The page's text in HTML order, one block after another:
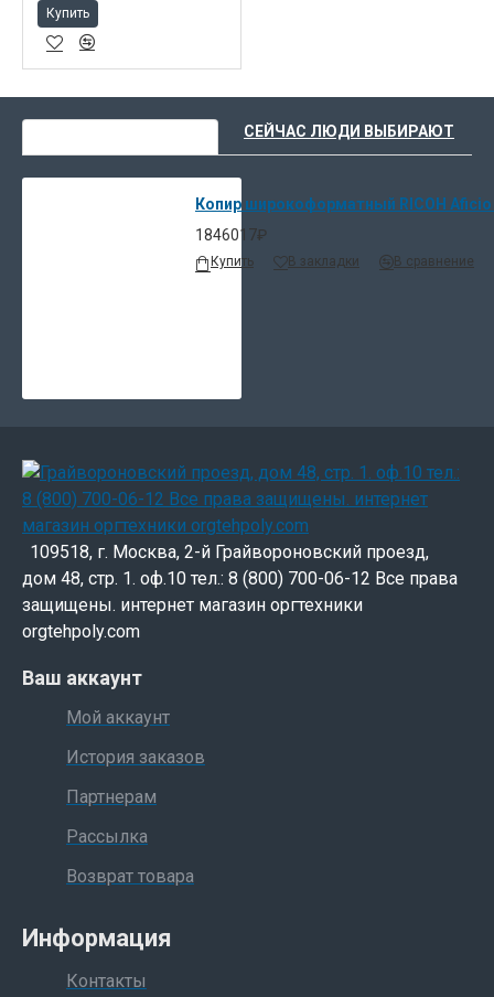
Купить
СЕЙЧАС ЛЮДИ ВЫБИРАЮТ
Копир широкоформатный RICOH Aficio
1846017₽
Купить В закладки В сравнение
109518, г. Москва, 2-й Грайвороновский проезд,
дом 48, стр. 1. оф.10 тел.: 8 (800) 700-06-12 Все права
защищены. интернет магазин оргтехники
orgtehpoly.com
Ваш аккаунт
Мой аккаунт
История заказов
Партнерам
Рассылка
Возврат товара
Информация
Контакты